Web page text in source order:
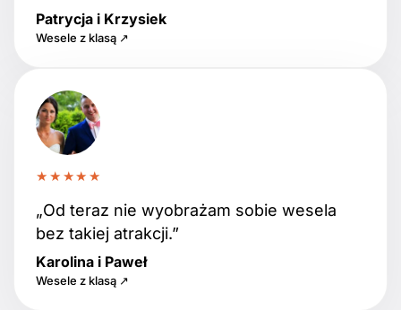
Patrycja i Krzysiek
Wesele z klasą ↗
★★★★★
„Od teraz nie wyobrażam sobie wesela
bez takiej atrakcji.”
Karolina i Paweł
Wesele z klasą ↗